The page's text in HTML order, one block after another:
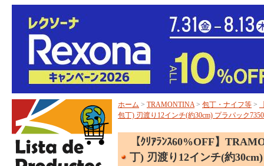
ホーム > TRAMONTINA> 包丁・ナイフ等 >
包丁) 刃渡り12インチ(約30cm) プラパック
【ｸﾘｱﾗﾝｽ60%OFF】
丁) 刃渡り12インチ(約